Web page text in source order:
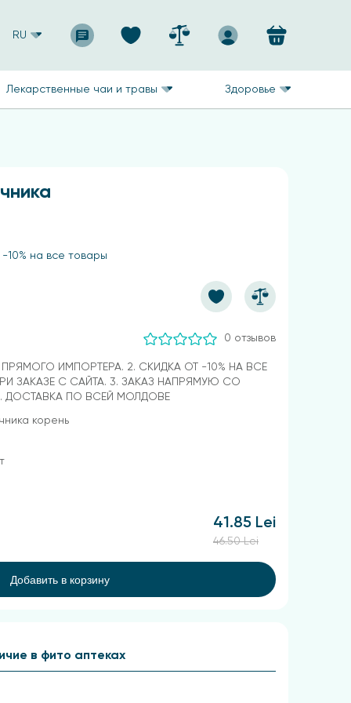
RU
Лекарственные чаи и травы Здоровье
10% на все товары
0 отзывов
ПРЯМОГО ИМПОРТЕРА. 2. СКИДКА ОТ -10% НА ВСЕ
ЗАКАЗЕ С САЙТА. 3. ЗАКАЗ НАПРЯМУЮ СО
ДОСТАВКА ПО ВСЕЙ МОЛДОВЕ
корень
41.85 Lei
46.50 Lei
Добавить в корзину
в фито аптеках